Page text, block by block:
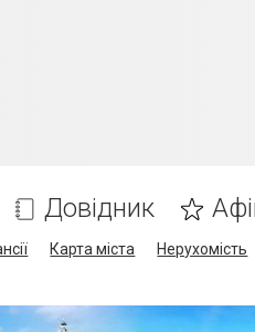
Довідник
Карта міста Нерухомість